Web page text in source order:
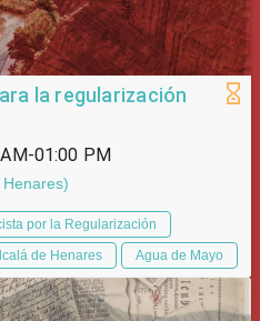
la regularización
01:00 PM
por la Regularización
de Henares Agua de Mayo